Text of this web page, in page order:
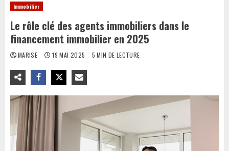
Immobilier
Le rôle clé des agents immobiliers dans le
financement immobilier en 2025
MARISE 19 MAI 2025 5 MIN DE LECTURE